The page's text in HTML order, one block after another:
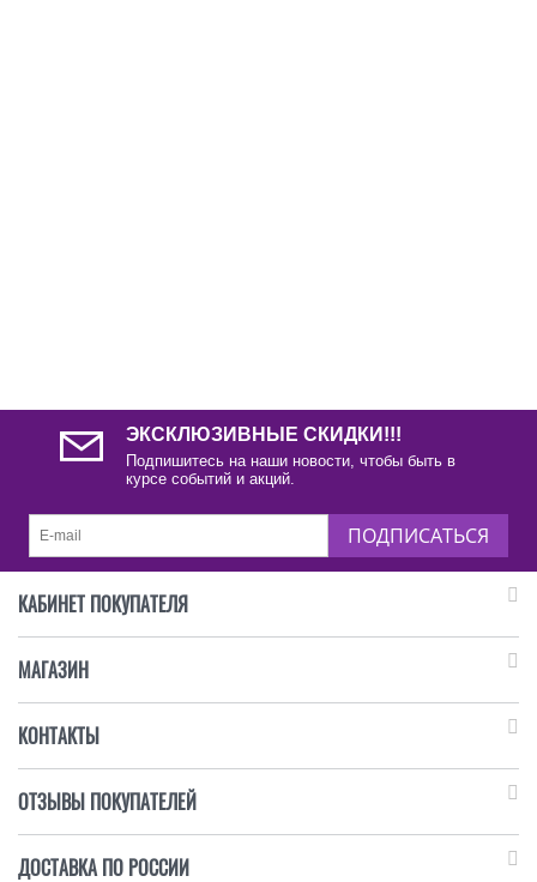
ЭКСКЛЮЗИВНЫЕ СКИДКИ!!!
Подпишитесь на наши новости, чтобы быть в
курсе событий и акций.
ПОДПИСАТЬСЯ
КАБИНЕТ ПОКУПАТЕЛЯ
МАГАЗИН
КОНТАКТЫ
ОТЗЫВЫ ПОКУПАТЕЛЕЙ
ДОСТАВКА ПО РОССИИ